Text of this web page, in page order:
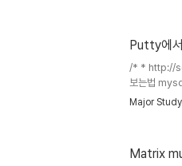
하드디스크
용자 인터페
Putty에
/* * http://
보는법
다. * Table
Character-
Major
Matrix